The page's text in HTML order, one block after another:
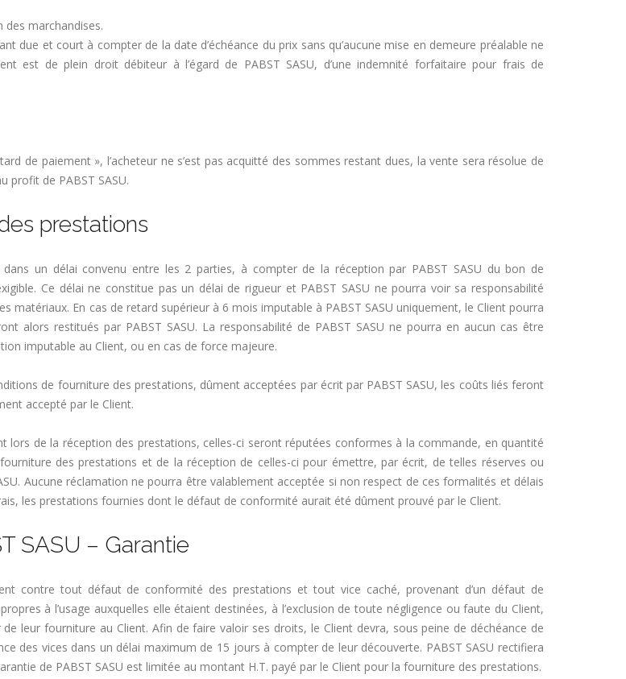
des marchandises.
due et court à compter de la date d’échéance du prix sans qu’aucune mise en demeure préalable ne
est de plein droit débiteur à l’égard de PABST SASU, d’une indemnité forfaitaire pour frais de
de paiement », l’acheteur ne s’est pas acquitté des sommes restant dues, la vente sera résolue de
profit de PABST SASU.
prestations
un délai convenu entre les 2 parties, à compter de la réception par PABST SASU du bon de
Ce délai ne constitue pas un délai de rigueur et PABST SASU ne pourra voir sa responsabilité
matériaux. En cas de retard supérieur à 6 mois imputable à PABST SASU uniquement, le Client pourra
alors restitués par PABST SASU. La responsabilité de PABST SASU ne pourra en aucun cas être
imputable au Client, ou en cas de force majeure.
de fourniture des prestations, dûment acceptées par écrit par PABST SASU, les coûts liés feront
accepté par le Client.
lors de la réception des prestations, celles-ci seront réputées conformes à la commande, en quantité
des prestations et de la réception de celles-ci pour émettre, par écrit, de telles réserves ou
Aucune réclamation ne pourra être valablement acceptée si non respect de ces formalités et délais
les prestations fournies dont le défaut de conformité aurait été dûment prouvé par le Client.
SASU – Garantie
contre tout défaut de conformité des prestations et tout vice caché, provenant d’un défaut de
à l’usage auxquelles elle étaient destinées, à l’exclusion de toute négligence ou faute du Client,
leur fourniture au Client. Afin de faire valoir ses droits, le Client devra, sous peine de déchéance de
des vices dans un délai maximum de 15 jours à compter de leur découverte. PABST SASU rectifiera
de PABST SASU est limitée au montant H.T. payé par le Client pour la fourniture des prestations.